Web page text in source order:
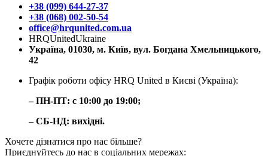
+38 (099) 644-27-37
+38 (068) 002-50-54
office@hrqunited.com.ua
HRQUnitedUkraine
Україна, 01030, м. Київ, вул. Богдана Хмельницького,
42
Графік роботи офісу HRQ United в Києві (Україна):
– ПН-ПТ: с 10:00 до 19:00;
– СБ-НД: вихідні.
Хочете дізнатися про нас більше?
Приєднуйтесь до нас в соціальних мережах: